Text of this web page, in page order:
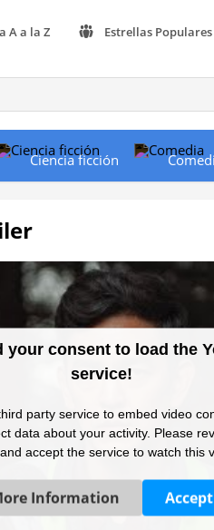
A a la Z Estrellas Populares
Ciencia ficción
your consent to load the
service!
party service to embed video
data about your activity. Please
accept the service to watch this
Information Accept